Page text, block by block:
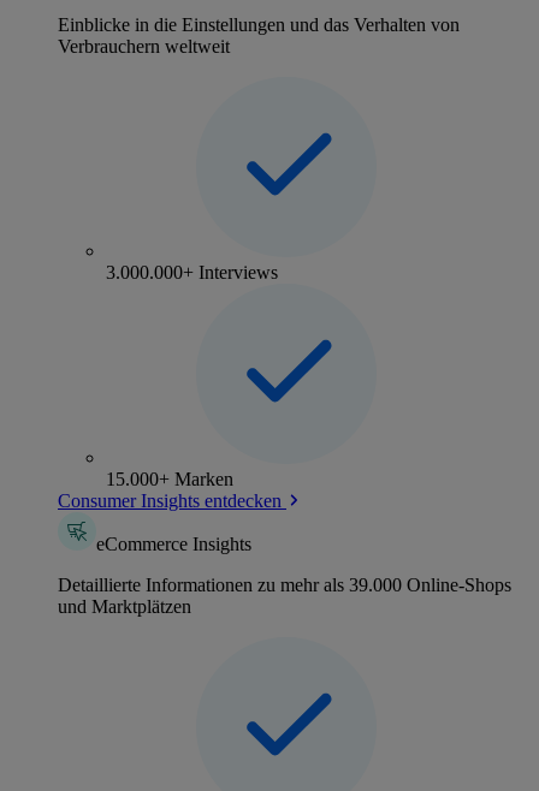
Einblicke in die Einstellungen und das Verhalten von
Verbrauchern weltweit
3.000.000+ Interviews
15.000+ Marken
Consumer Insights entdecken
eCommerce Insights
Detaillierte Informationen zu mehr als 39.000 Online-Shops
und Marktplätzen